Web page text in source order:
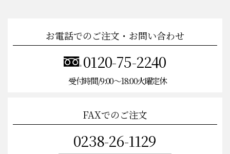
お電話でのご注文・お問い合わせ
0120-75-2240
受付時間/9:00〜18:00火曜定休
FAXでのご注文
0238-26-1129